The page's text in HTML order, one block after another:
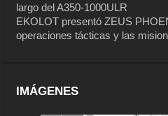
largo del A350-1000ULR
EKOLOT presentó ZEUS
operaciones tácticas y las
IMÁGENES